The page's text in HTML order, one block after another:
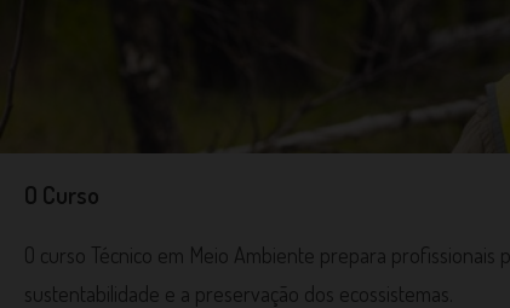
O Curso
O curso Técnico em Meio Ambiente prepara
sustentabilidade e a preservação dos ecossistemas.